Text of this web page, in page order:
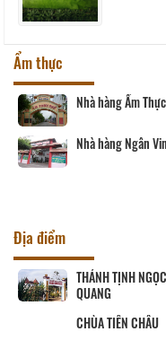
Ẩm thực
Nhà hàng Ẩm
Nhà hàng Ngân
Địa điểm
THÁNH TỊNH
QUANG
CHÙA TIÊN CHÂU